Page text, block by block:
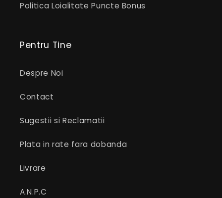
Politica Loialitate Puncte Bonus
Pentru Tine
Despre Noi
Contact
Sugestii si Reclamatii
Plata in rate fara dobanda
Livrare
A.N.P.C